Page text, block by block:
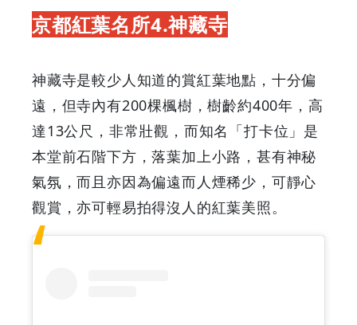
京都紅葉名所4.神藏寺
神藏寺是較少人知道的賞紅葉地點，十分偏
遠，但寺內有200棵楓樹，樹齡約400年，高
達13公尺，非常壯觀，而知名「打卡位」是
本堂前石階下方，落葉加上小路，甚有神秘
氣氛，而且亦因為偏遠而人煙稀少，可靜心
觀賞，亦可輕易拍得沒人的紅葉美照。